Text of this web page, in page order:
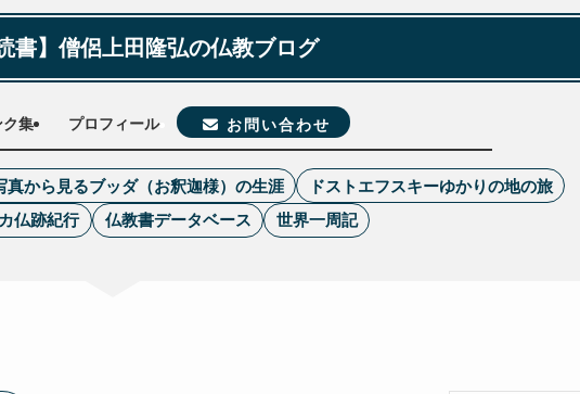
書】僧侶上田隆弘の仏教ブログ
ク集 プロフィール お問い合わせ
真から見るブッダ（お釈迦様）の生涯
ドストエフスキーゆかりの地の旅
仏跡紀行
仏教書データベース 世界一周記